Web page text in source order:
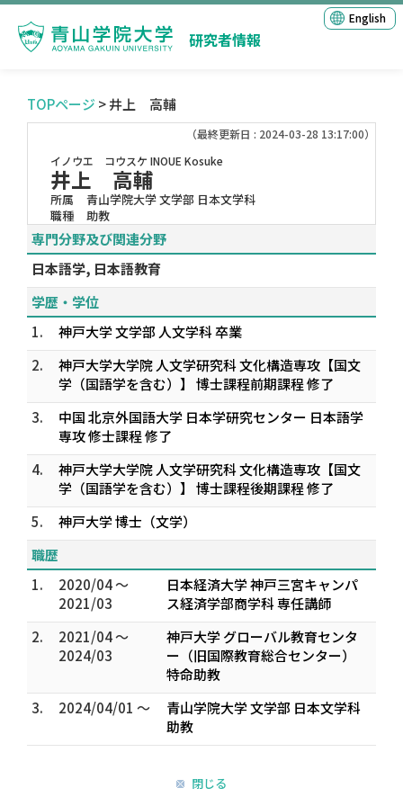
研究者情報
English
TOPページ > 井上 高輔
（最終更新日 : 2024-03-28 13:17:00）
イノウエ コウスケ INOUE Kosuke
井上 高輔
所属
青山学院大学 文学部 日本文学科
職種
助教
専門分野及び関連分野
日本語学, 日本語教育
学歴・学位
1.
神戸大学 文学部 人文学科 卒業
2.
神戸大学大学院 人文学研究科 文化構造専攻【国文
学（国語学を含む）】 博士課程前期課程 修了
3.
中国 北京外国語大学 日本学研究センター 日本語学
専攻 修士課程 修了
4.
神戸大学大学院 人文学研究科 文化構造専攻【国文
学（国語学を含む）】 博士課程後期課程 修了
5.
神戸大学 博士（文学）
職歴
1.
2020/04 ～
2021/03
日本経済大学 神戸三宮キャンパ
ス経済学部商学科 専任講師
2.
2021/04 ～
2024/03
神戸大学 グローバル教育センタ
ー（旧国際教育総合センター）
特命助教
3.
2024/04/01 ～
青山学院大学 文学部 日本文学科
助教
閉じる